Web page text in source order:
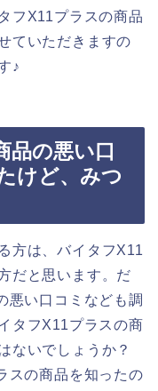
フX11プラスの商品
ていただきますの
♪
品の悪い口
けど、みつ
方は、バイタフX11
だと思います。だ
悪い口コミなども調
タフX11プラスの商
ないでしょうか？
スの商品を知ったの